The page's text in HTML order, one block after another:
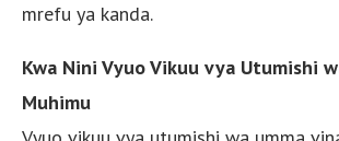
mrefu ya kanda.
Kwa Nini Vyuo Vikuu vya Utumishi
Muhimu